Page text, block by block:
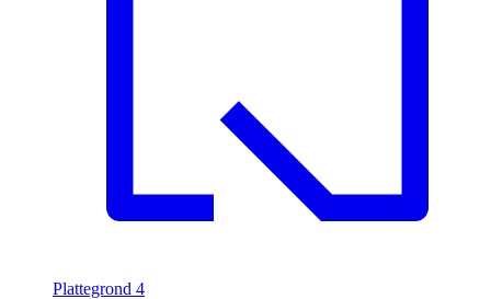
Plattegrond 4